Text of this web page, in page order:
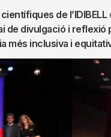
de l’IDIBELL
de divulgació i reflexió
més inclusiva i